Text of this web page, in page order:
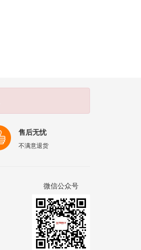
售后无忧
不满意退货
微信公众号